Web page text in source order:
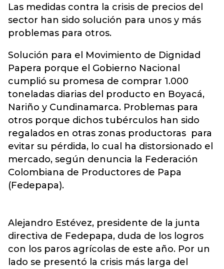
Las medidas contra la crisis de precios del
sector han sido solución para unos y más
problemas para otros.
Solución para el Movimiento de Dignidad
Papera porque el Gobierno Nacional
cumplió su promesa de comprar 1.000
toneladas diarias del producto en Boyacá,
Nariño y Cundinamarca. Problemas para
otros porque dichos tubérculos han sido
regalados en otras zonas productoras para
evitar su pérdida, lo cual ha distorsionado el
mercado, según denuncia la Federación
Colombiana de Productores de Papa
(Fedepapa).
Alejandro Estévez, presidente de la junta
directiva de Fedepapa, duda de los logros
con los paros agrícolas de este año. Por un
lado se presentó la crisis más larga del